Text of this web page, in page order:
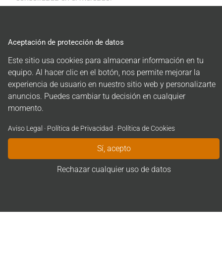
PREGECSAno pone fronteras al trabajo ni a la
labor de empresa.En la actualidad nuestra sede
social se encuentra enMadrid , disponiendo de
delegaciones enBarcelonayPalma de
Mallorca . ... peroPREGECSAno limita su
Almería, Badajoz, Zaragoza, Murcia, Tarragona,
Valencia, Zamora.
Aceptación de protección de datos
Este sitio usa cookies para almacenar información en tu
equipo. Al hacer clic en el botón, nos permite mejorar la
experiencia de usuario en nuestro sitio web y personalizarte
anuncios. Puedes cambiar tu decisión en cualquier
momento.
Aviso Legal · Política de Privacidad · Política de Cookies
Sí, acepto
Rechazar cualquier uso de datos